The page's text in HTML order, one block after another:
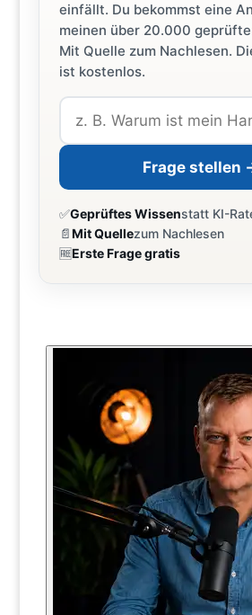
einfällt. Du bekommst eine
meinen über 20.000
Mit Quelle zum Nachlesen.
ist kostenlos.
Frage stellen
✅Geprüftes Wissenstatt KI-
📄Mit Quellezum Nachlesen
🆓Erste Frage gratis